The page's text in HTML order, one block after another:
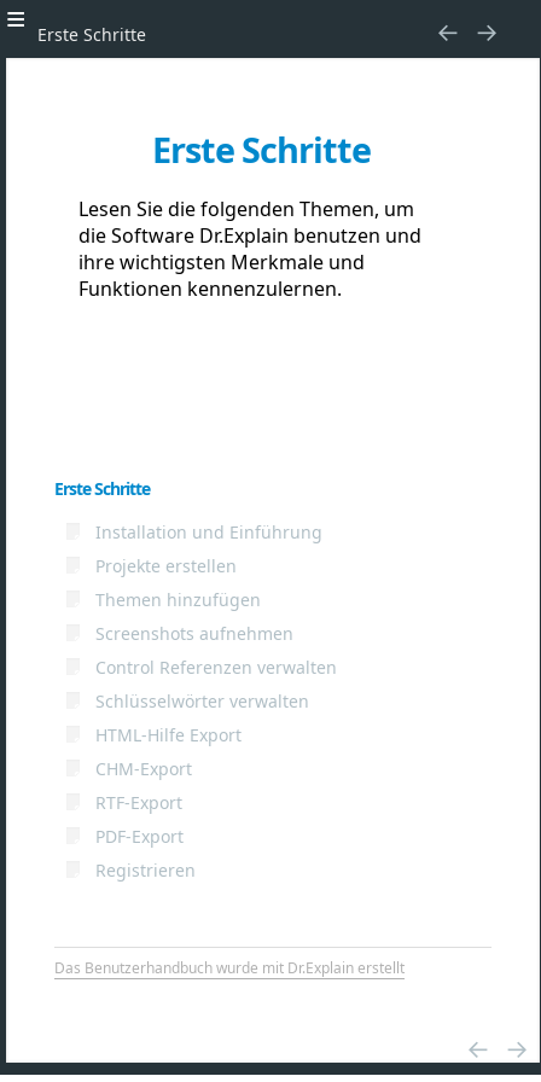
Erste Schritte
Erste Schritte
Lesen Sie die folgenden Themen, um
die Software Dr.Explain benutzen und
ihre wichtigsten Merkmale und
Funktionen kennenzulernen.
Erste Schritte
Installation und Einführung
Projekte erstellen
Themen hinzufügen
Screenshots aufnehmen
Control Referenzen verwalten
Schlüsselwörter verwalten
HTML-Hilfe Export
CHM-Export
RTF-Export
PDF-Export
Registrieren
Das Benutzerhandbuch wurde mit Dr.Explain erstellt